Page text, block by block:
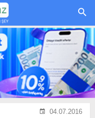
04.07.2016